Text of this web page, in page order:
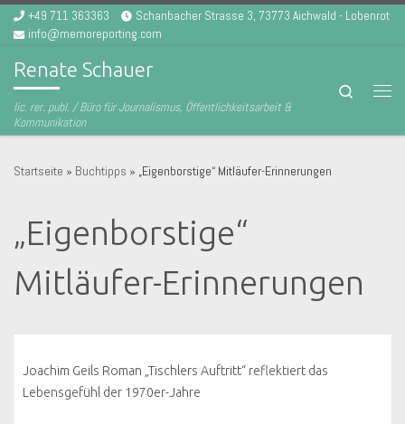
Zum Inhalt springen
+49 711 363363
Schanbacher Strasse 3, 73773 Aichwald - Lobenrot
info@memoreporting.com
Renate Schauer
lic. rer. publ. / Büro für Journalismus, Öffentlichkeitsarbeit &
Kommunikation
Search
Startseite » Buchtipps » „Eigenborstige“ Mitläufer-Erinnerungen
„Eigenborstige“
Mitläufer-Erinnerungen
Joachim Geils Roman „Tischlers Auftritt“ reflektiert das
Lebensgefühl der 1970er-Jahre